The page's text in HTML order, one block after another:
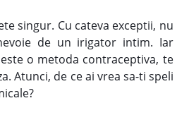
singur. Cu cateva exceptii, nu
de un irigator intim. Iar
o metoda contraceptiva, te
Atunci, de ce ai vrea sa-ti speli